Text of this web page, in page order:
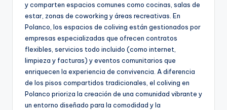
y comparten espacios comunes como cocinas, salas de
estar, zonas de coworking y áreas recreativas. En
Polanco, los espacios de coliving están gestionados por
empresas especializadas que ofrecen contratos
flexibles, servicios todo incluido (como internet,
limpieza y facturas) y eventos comunitarios que
enriquecen la experiencia de convivencia. A diferencia
de los pisos compartidos tradicionales, el coliving en
Polanco prioriza la creación de una comunidad vibrante y
un entorno diseñado para la comodidad y la